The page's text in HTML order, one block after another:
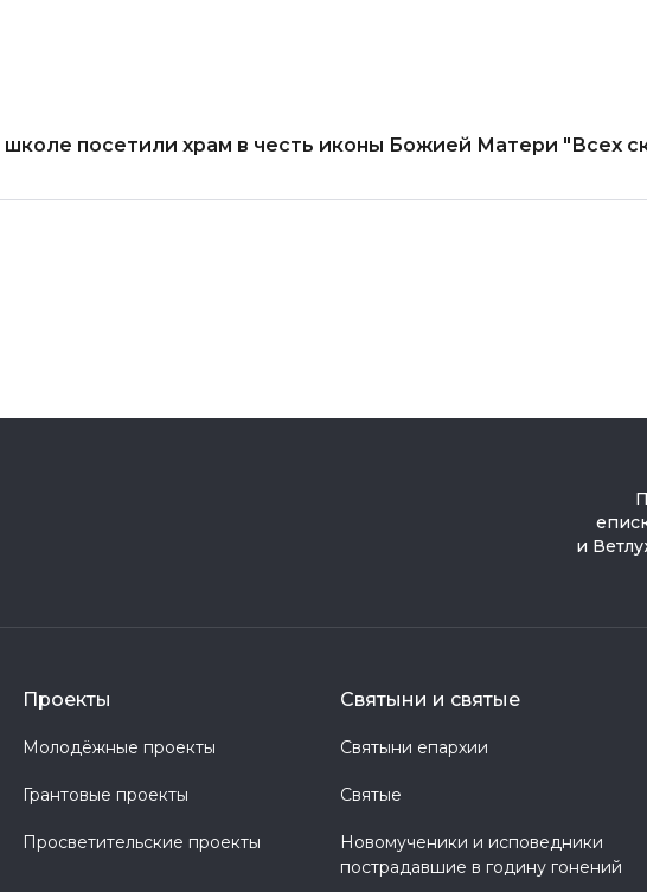
посетили храм в честь иконы Божией Матери "Всех
и
Проекты
Молодёжные проекты
Грантовые проекты
Просветительские проекты
Святыни и святые
Святыни епархии
Святые
Новомученики и исповедники
пострадавшие в годину гонений